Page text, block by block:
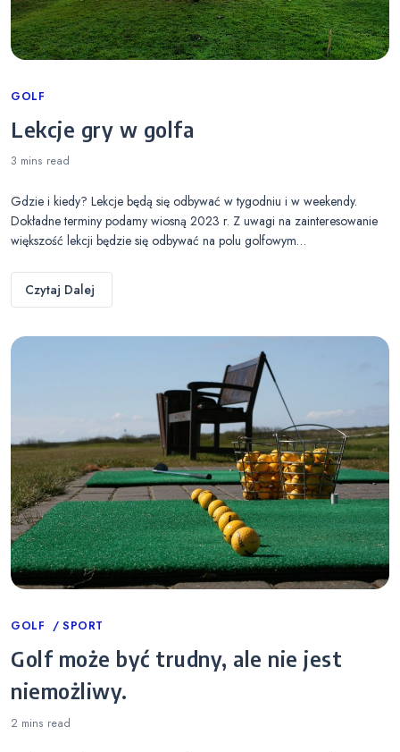
Categories
GOLF
Lekcje gry w golfa
3 mins read
Gdzie i kiedy? Lekcje będą się odbywać w tygodniu i w weekendy.
Dokładne terminy podamy wiosną 2023 r. Z uwagi na zainteresowanie
większość lekcji będzie się odbywać na polu golfowym…
Czytaj Dalej
Categories
GOLF SPORT
Golf może być trudny, ale nie jest
niemożliwy.
2 mins read